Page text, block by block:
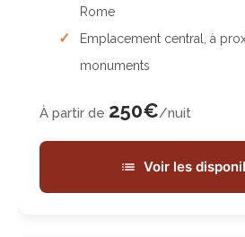
Rome
Emplacement central, à
monuments
À partir de 250€/nuit
Voir les